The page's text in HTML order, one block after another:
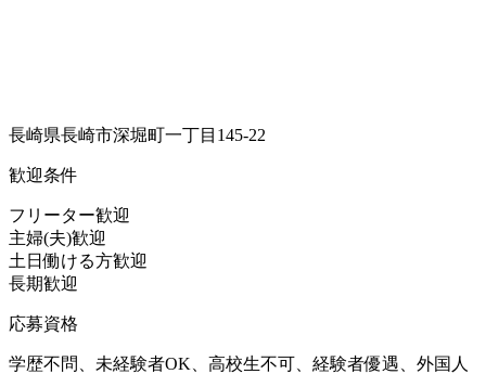
長崎県長崎市深堀町一丁目145-22
歓迎条件
フリーター歓迎
主婦(夫)歓迎
土日働ける方歓迎
長期歓迎
応募資格
学歴不問、未経験者OK、高校生不可、経験者優遇、外国人